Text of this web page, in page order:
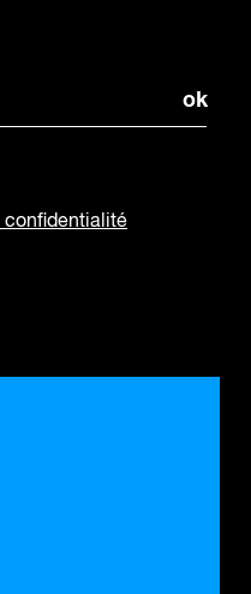
confidentialité